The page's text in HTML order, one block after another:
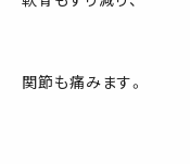
関節も痛みます。